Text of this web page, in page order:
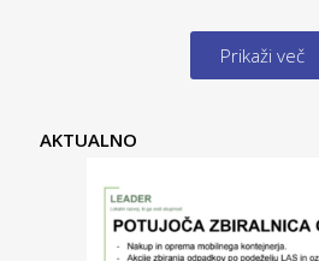
Prikaži več
AKTUALNO